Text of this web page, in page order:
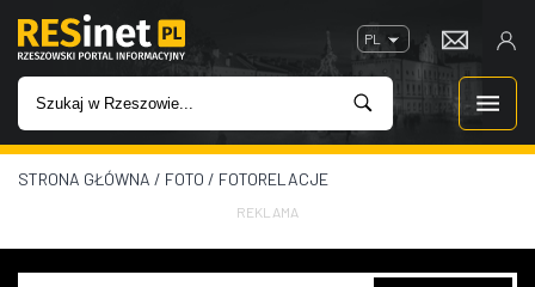
PL
WIADOMOŚCI
INWESTYCJE
STRONA GŁÓWNA / FOTO / FOTORELACJE
REKLAMA